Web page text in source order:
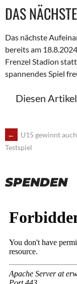
DAS
Das nächste
bereits am
Frenzel Stadion
spannendes Spiel
Diesen
POST
←
U15 gewinnt
Testspiel
SPENDEN